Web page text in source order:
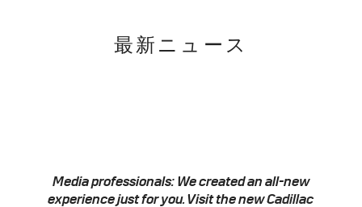
最新ニュース
Media professionals: We created an all-new
experience just for you. Visit the newCadillac